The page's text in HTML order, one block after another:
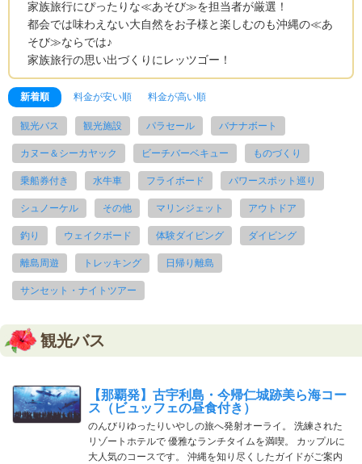
家族旅行にぴったりな≪あそび≫を担当者が厳選！
都会では味わえない大自然をお子様と楽しむのも沖縄の≪あ
そび≫ならでは♪
家族旅行の思い出づくりにレッツゴー！
新着順 料金が安い順 料金が高い順
観光バス 観光施設 パラセール バナナボート
カヌー＆シーカヤック ビーチバーベキュー ものづくり
乗船券付き 水牛車 フライボード パワースポット巡り
シュノーケル その他 マリンジェット アウトドア
釣り ウェイクボード 体験ダイビング ダイビング
離島周遊 トレッキング 日帰り離島
サンセット・ナイトツアー
観光バス
【那覇発】古宇利島・今帰仁城跡美ら海コー
ス（ビュッフェの昼食付き）
のんびりゆったりいやしの旅へ発射オーライ。 洗練された
リゾートホテルで 優雅なランチタイムを満喫。 カップルに
大人気のコースです。 沖縄を知り尽くしたガイドがご案内